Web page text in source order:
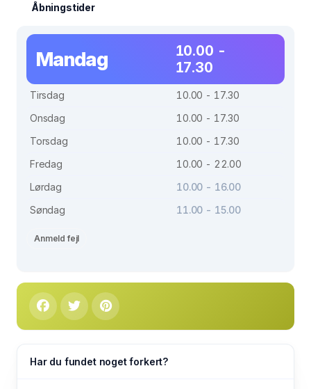
Åbningstider
Mandag
10.00 -
17.30
Tirsdag
10.00 - 17.30
Onsdag
10.00 - 17.30
Torsdag
10.00 - 17.30
Fredag
10.00 - 22.00
Lørdag
10.00 - 16.00
Søndag
11.00 - 15.00
Anmeld fejl
Har du fundet noget forkert?